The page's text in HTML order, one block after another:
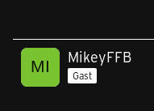
MikeyFFB
Gast